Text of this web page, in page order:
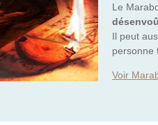
Le
Il peut
personne
Voir